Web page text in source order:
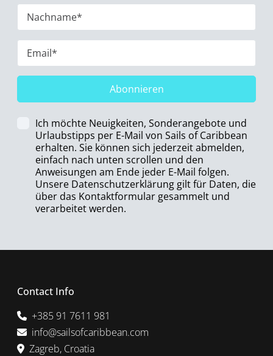
Abonnieren
Ich möchte Neuigkeiten, Sonderangebote und
Urlaubstipps per E-Mail von Sails of Caribbean
erhalten. Sie können sich jederzeit abmelden,
einfach nach unten scrollen und den
Anweisungen am Ende jeder E-Mail folgen.
Unsere Datenschutzerklärung gilt für Daten, die
über das Kontaktformular gesammelt und
verarbeitet werden.
Contact Info
+385 91 7611 981
info@sailsofcaribbean.com
Zagreb, Croatia